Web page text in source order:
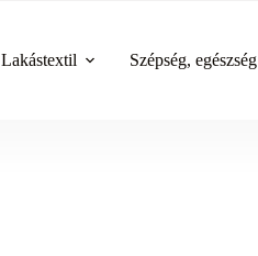
Lakástextil Szépség, egészség